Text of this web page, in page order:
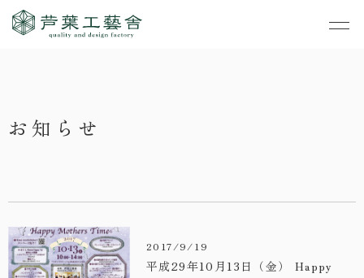
お知らせ
2017/9/19
平成29年10月13日（金） Happy
- すべて
- リノベーション
事業案内
- 新築
- 店舗・オフィス
- リノベーション
- コンセプトハウス6
・お客さまの声